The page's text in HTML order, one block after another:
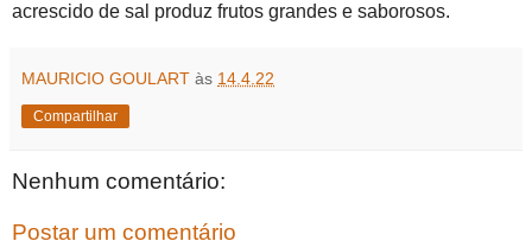
acrescido de sal produz frutos grandes e saborosos.
MAURICIO GOULART às 14.4.22
Compartilhar
Nenhum comentário:
Postar um comentário